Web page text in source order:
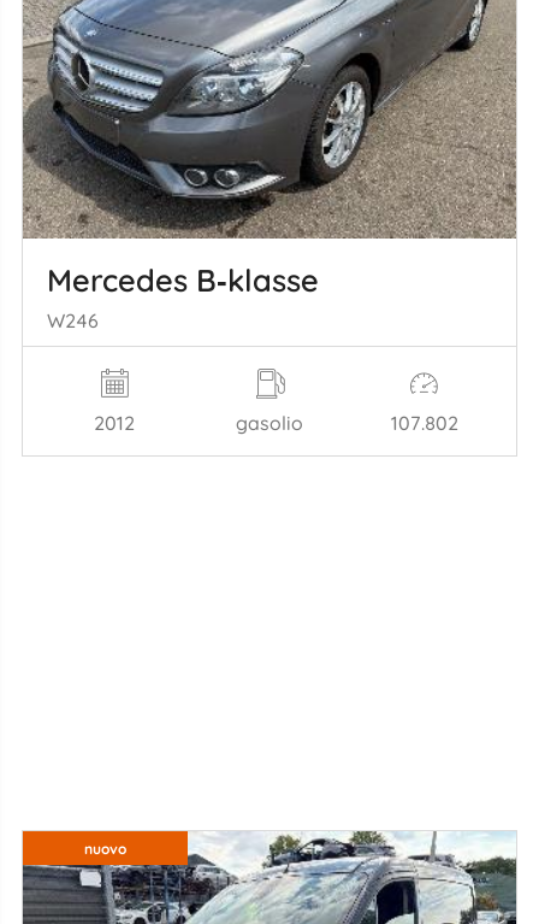
Mercedes B‑klasse
W246
2012 gasolio 107.802
nuovo